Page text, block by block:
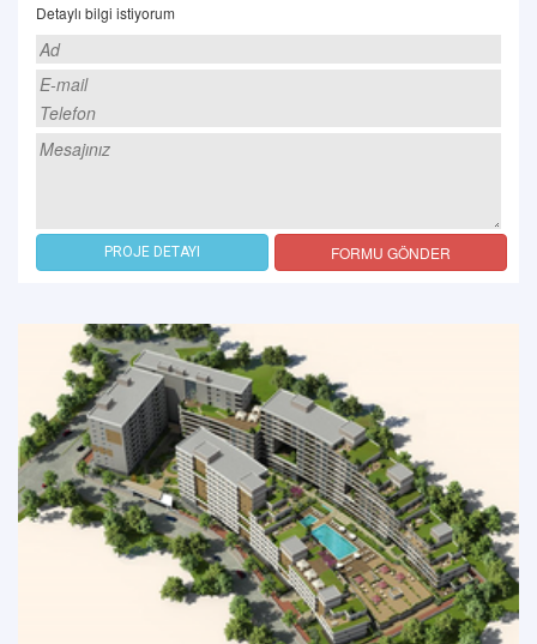
Detaylı bilgi istiyorum
PROJE DETAYI FORMU GÖNDER